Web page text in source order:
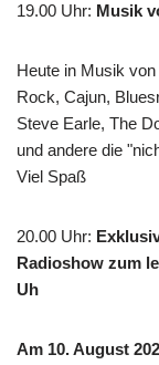
19.00 Uhr: Musik
Heute in Musik
Rock, Cajun,
Steve Earle, The
und andere die
Viel Spaß
20.00 Uhr:
Radioshow zum
Uh
Am 10. August